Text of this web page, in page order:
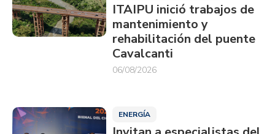
ITAIPU inició trabajos de
mantenimiento y
rehabilitación del puente
Cavalcanti
06/08/2026
ENERGÍA